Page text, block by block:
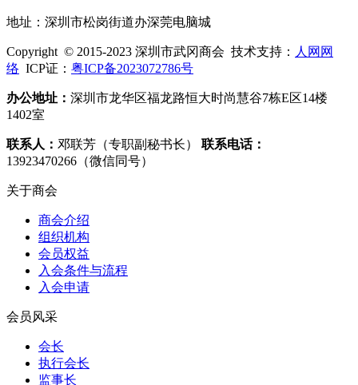
地址：深圳市松岗街道办深莞电脑城
Copyright © 2015-2023 深圳市武冈商会 技术支持： 人网网
络 ICP证： 粤ICP备2023072786号
办公地址： 深圳市龙华区福龙路恒大时尚慧谷7栋E区14楼
1402室
联系人： 邓联芳（专职副秘书长） 联系电话：
13923470266（微信同号）
关于商会
商会介绍
组织机构
会员权益
入会条件与流程
入会申请
会员风采
会长
执行会长
监事长